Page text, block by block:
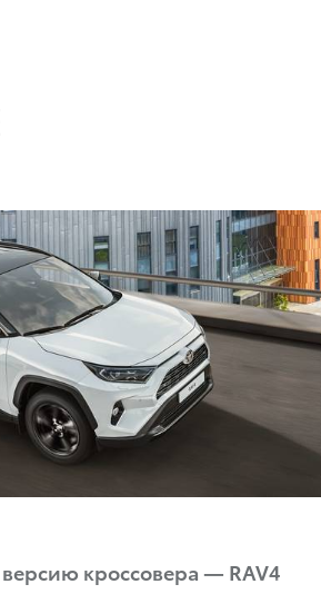
кроссовера — RAV4